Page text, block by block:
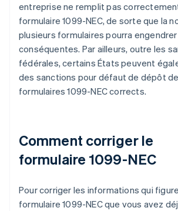
entreprise ne remplit pas
formulaire 1099-NEC, de sorte que la
plusieurs formulaires pourra
conséquentes. Par ailleurs, outre les
fédérales, certains États peuvent
des sanctions pour défaut de dépôt de
formulaires 1099-NEC corrects.
Comment corriger le
formulaire 1099-NEC
Pour corriger les informations qui
formulaire 1099-NEC que vous avez